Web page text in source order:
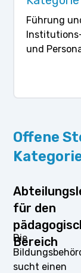
Führung
und
Offene
für den
Bereich
Die
sucht einen